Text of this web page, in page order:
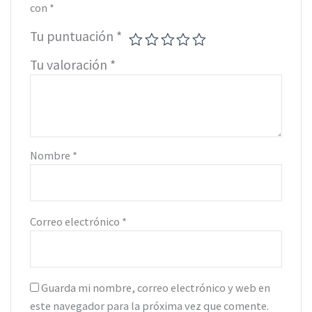
con *
Tu puntuación *
Tu valoración *
Nombre *
Correo electrónico *
Guarda mi nombre, correo electrónico y web en
este navegador para la próxima vez que comente.